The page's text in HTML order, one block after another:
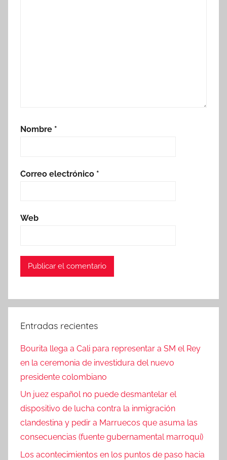
Nombre *
Correo electrónico *
Web
Entradas recientes
Bourita llega a Cali para representar a SM el Rey
en la ceremonia de investidura del nuevo
presidente colombiano
Un juez español no puede desmantelar el
dispositivo de lucha contra la inmigración
clandestina y pedir a Marruecos que asuma las
consecuencias (fuente gubernamental marroquí)
Los acontecimientos en los puntos de paso hacia